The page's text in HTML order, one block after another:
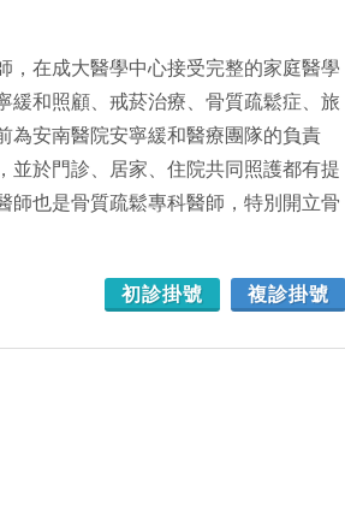
，在成大醫學中心接受完整的家庭醫學
緩和照顧、戒菸治療、骨質疏鬆症、旅
為安南醫院安寧緩和醫療團隊的負責
並於門診、居家、住院共同照護都有提
師也是骨質疏鬆專科醫師，特別開立骨
初診掛號 複診掛號